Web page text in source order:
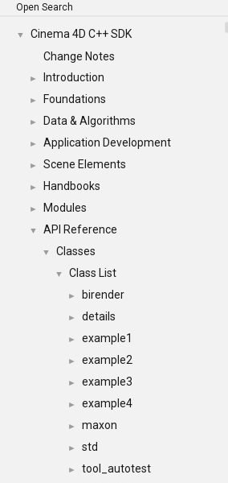
Open Search
▼
Cinema 4D C++ SDK
Change Notes
► Introduction
► Foundations
► Data & Algorithms
► Application Development
► Scene Elements
► Handbooks
► Modules
▼ API Reference
▼ Classes
▼ Class List
► birender
► details
► example1
► example2
► example3
► example4
► maxon
► std
► tool_autotest